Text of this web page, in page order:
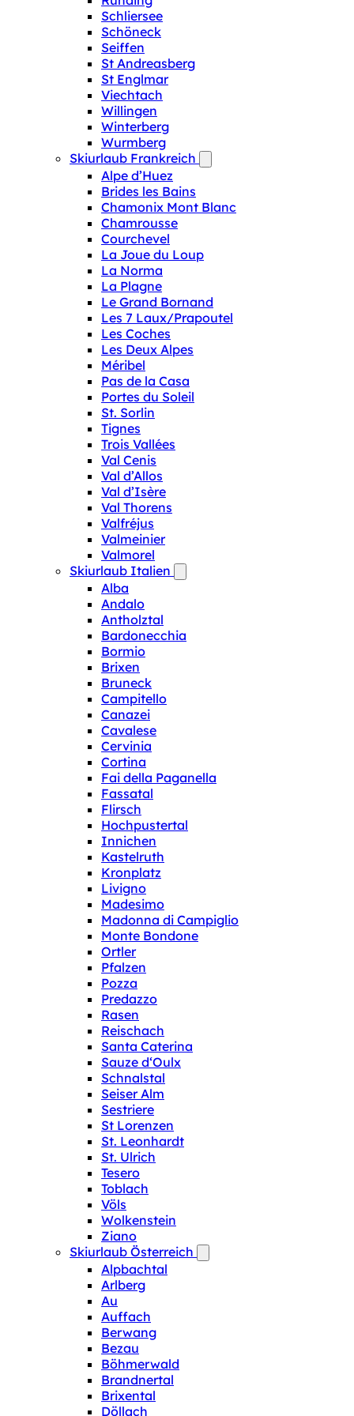
Schliersee
Schöneck
Seiffen
St Andreasberg
St Englmar
Viechtach
Willingen
Winterberg
Wurmberg
Skiurlaub Frankreich
Alpe d’Huez
Brides les Bains
Chamonix Mont Blanc
Chamrousse
Courchevel
La Joue du Loup
La Norma
La Plagne
Le Grand Bornand
Les 7 Laux/Prapoutel
Les Coches
Les Deux Alpes
Méribel
Pas de la Casa
Portes du Soleil
St. Sorlin
Tignes
Trois Vallées
Val Cenis
Val d’Allos
Val d’Isère
Val Thorens
Valfréjus
Valmeinier
Valmorel
Skiurlaub Italien
Alba
Andalo
Antholztal
Bardonecchia
Bormio
Brixen
Bruneck
Campitello
Canazei
Cavalese
Cervinia
Cortina
Fai della Paganella
Fassatal
Flirsch
Hochpustertal
Innichen
Kastelruth
Kronplatz
Livigno
Madesimo
Madonna di Campiglio
Monte Bondone
Ortler
Pfalzen
Pozza
Predazzo
Rasen
Reischach
Santa Caterina
Sauze d‘Oulx
Schnalstal
Seiser Alm
Sestriere
St Lorenzen
St. Leonhardt
St. Ulrich
Tesero
Toblach
Völs
Wolkenstein
Ziano
Skiurlaub Österreich
Alpbachtal
Arlberg
Au
Auffach
Berwang
Bezau
Böhmerwald
Brandnertal
Brixental
Döllach